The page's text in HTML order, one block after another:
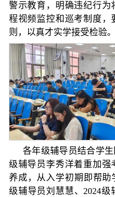
警示教育，明确违纪行
程视频监控和巡考制度
则，以真才实学接受检验。
各年级辅导员结合学
级辅导员李秀洋着重加强
养成，从入学初期即帮助
级辅导员刘慧慧、2024